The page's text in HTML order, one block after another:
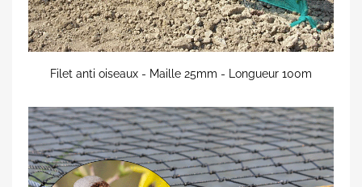
Filet anti oiseaux - Maille 25mm - Longueur 100m